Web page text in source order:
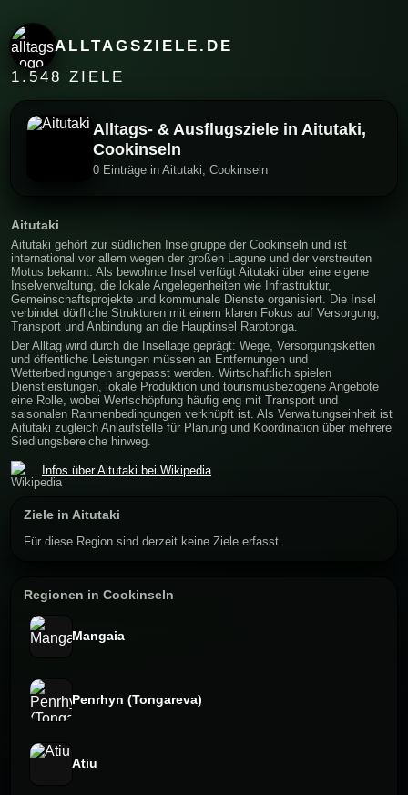
ALLTAGSZIELE.DE
1.548 ZIELE
Alltags- & Ausflugsziele in Aitutaki,
Cookinseln
0 Einträge in Aitutaki, Cookinseln
Aitutaki
Aitutaki gehört zur südlichen Inselgruppe der Cookinseln und ist
international vor allem wegen der großen Lagune und der verstreuten
Motus bekannt. Als bewohnte Insel verfügt Aitutaki über eine eigene
Inselverwaltung, die lokale Angelegenheiten wie Infrastruktur,
Gemeinschaftsprojekte und kommunale Dienste organisiert. Die Insel
verbindet dörfliche Strukturen mit einem klaren Fokus auf Versorgung,
Transport und Anbindung an die Hauptinsel Rarotonga.
Der Alltag wird durch die Insellage geprägt: Wege, Versorgungsketten
und öffentliche Leistungen müssen an Entfernungen und
Wetterbedingungen angepasst werden. Wirtschaftlich spielen
Dienstleistungen, lokale Produktion und tourismusbezogene Angebote
eine Rolle, wobei Wertschöpfung häufig eng mit Transport und
saisonalen Rahmenbedingungen verknüpft ist. Als Verwaltungseinheit ist
Aitutaki zugleich Anlaufstelle für Planung und Koordination über mehrere
Siedlungsbereiche hinweg.
Infos über Aitutaki bei Wikipedia
Ziele in Aitutaki
Für diese Region sind derzeit keine Ziele erfasst.
Regionen in Cookinseln
Mangaia
Penrhyn (Tongareva)
Atiu